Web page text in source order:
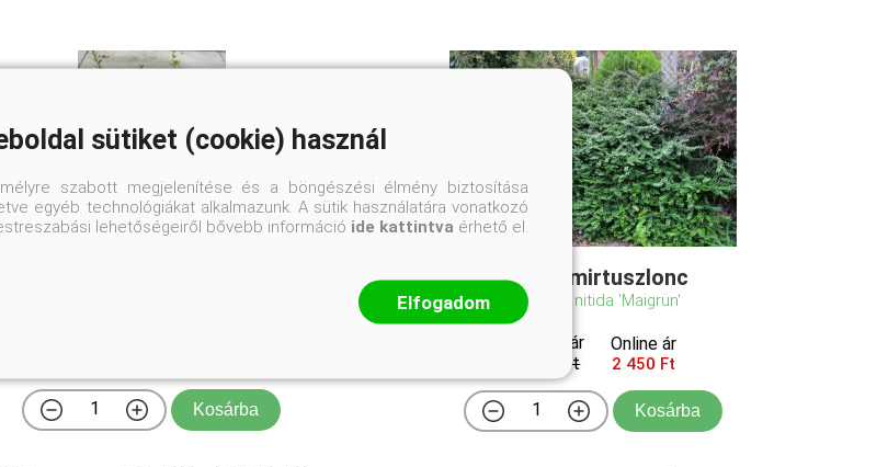
Kosárba
Terülő mirtuszlonc
Lonicera nitida 'Maigrün'
Eredeti ár
2 950 Ft
Online ár
2 450 Ft
Kosárba
sütiket (cookie) használ
szabott megjelenítése és a böngészési élmény biztosítása
egyéb technológiákat alkalmazunk. A sütik használatára vonatkozó
lehetőségeiről bővebb információ ide kattintva érhető el.
Elfogadom